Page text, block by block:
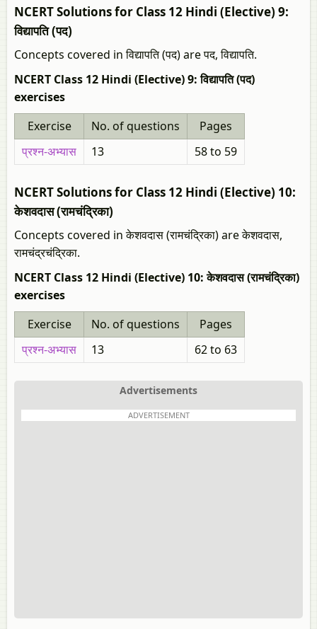
NCERT Solutions for Class 12 Hindi (Elective) 9:
विद्यापति (पद)
Concepts covered in विद्यापति (पद) are पद, विद्यापति.
NCERT Class 12 Hindi (Elective) 9: विद्यापति (पद)
exercises
Exercise
No. of questions
Pages
प्रश्न-अभ्यास
13 58 to 59
NCERT Solutions for Class 12 Hindi (Elective) 10:
केशवदास (रामचंद्रिका)
Concepts covered in केशवदास (रामचंद्रिका) are केशवदास,
रामचंद्रचंद्रिका.
NCERT Class 12 Hindi (Elective) 10: केशवदास (रामचंद्रिका)
exercises
Exercise
No. of questions
Pages
प्रश्न-अभ्यास
13 62 to 63
Advertisements
ADVERTISEMENT